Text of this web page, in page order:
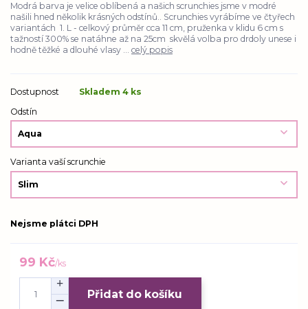
Modrá barva je velice oblíbená a našich scrunchies jsme v modré
našili hned několik krásných odstínů.. Scrunchies vyrábíme ve čtyřech
variantách 1. L - celkový průměr cca 11 cm, pruženka v klidu 6 cm s
tažností 300% se natáhne až na 25cm skvělá volba pro drdoly unese i
hodně těžké a dlouhé vlasy ... celý popis
Dostupnost
Skladem 4 ks
Odstín
Varianta vaší scrunchie
Nejsme plátci DPH
99 Kč/ks
Přidat do košíku